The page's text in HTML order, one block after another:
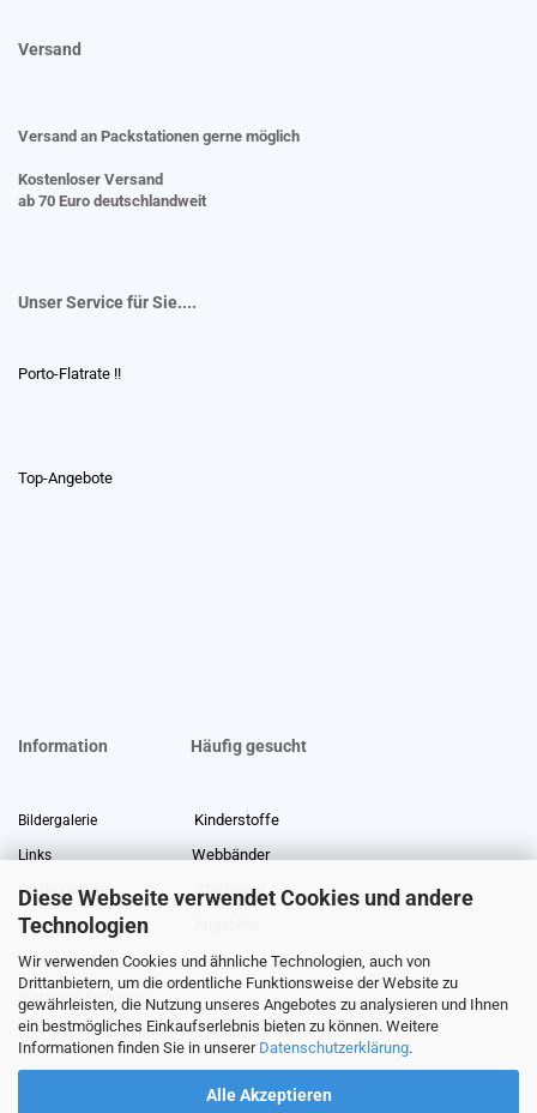
Diese Webseite verwendet Cookies und andere
Technologien
Wir verwenden Cookies und ähnliche Technologien, auch von
Drittanbietern, um die ordentliche Funktionsweise der Website zu
gewährleisten, die Nutzung unseres Angebotes zu analysieren und Ihnen
ein bestmögliches Einkaufserlebnis bieten zu können. Weitere
Informationen finden Sie in unserer Datenschutzerklärung.
Alle Akzeptieren
Versand
Versand an Packstationen gerne möglich
Kostenloser Versand
ab 70 Euro deutschlandweit
Unser Service für Sie....
Porto-Flatrate !!
Top-Angebote
Information Häufig gesucht
Bildergalerie Kinderstoffe
Links Webbänder
Stoffe Lexikon Stoffreste
Über uns
Gewerberabatt Meterware
Stoffe auf Rechnung
Information zur Echtheit von Kundenbewertungen